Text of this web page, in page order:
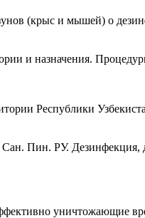
(крыс и мышей) о
и назначения.
Республики
Пин. РУ. Дезинфекция,
уничтожающие